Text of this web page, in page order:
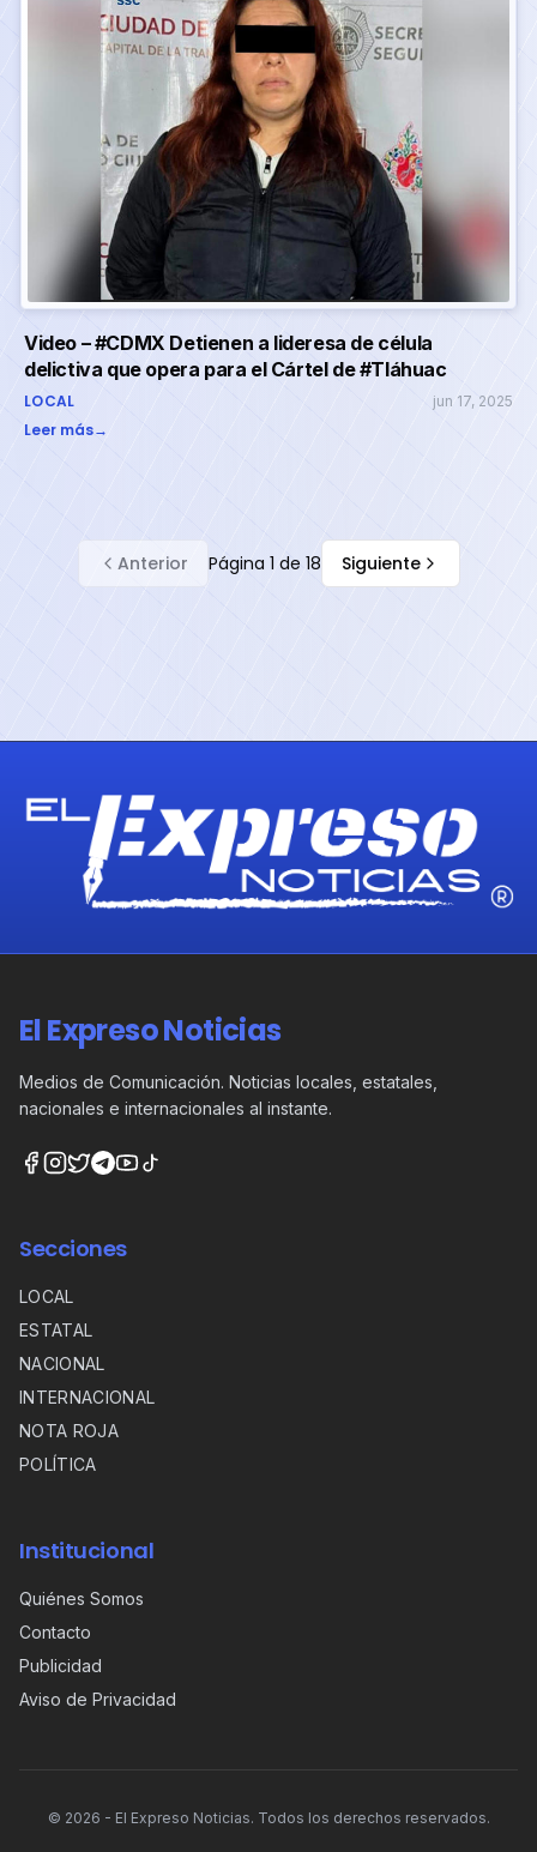
Video – #CDMX Detienen a lideresa de célula
delictiva que opera para el Cártel de #Tláhuac
LOCAL jun 17, 2025
Leer más→
Anterior Página 1 de 18 Siguiente
El Expreso Noticias
Medios de Comunicación. Noticias locales, estatales,
nacionales e internacionales al instante.
Secciones
LOCAL
ESTATAL
NACIONAL
INTERNACIONAL
NOTA ROJA
POLÍTICA
Institucional
Quiénes Somos
Contacto
Publicidad
Aviso de Privacidad
© 2026 - El Expreso Noticias. Todos los derechos reservados.